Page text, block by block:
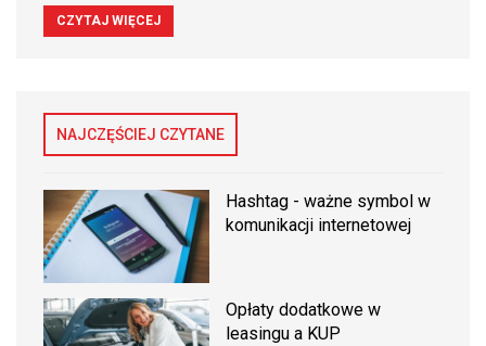
CZYTAJ WIĘCEJ
NAJCZĘŚCIEJ CZYTANE
Hashtag - ważne symbol w
komunikacji internetowej
Opłaty dodatkowe w
leasingu a KUP